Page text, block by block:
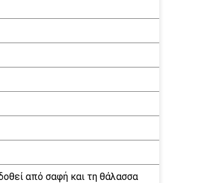
από σαφή και τη θάλασσα